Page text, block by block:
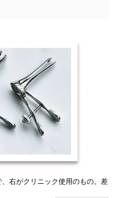
右がクリニック使用のもの。差